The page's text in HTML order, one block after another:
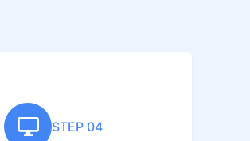
STEP 04